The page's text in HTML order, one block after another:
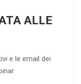
ALLE
e le email dei